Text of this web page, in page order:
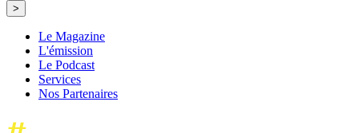
Le Magazine
L'émission
Le Podcast
Services
Nos Partenaires